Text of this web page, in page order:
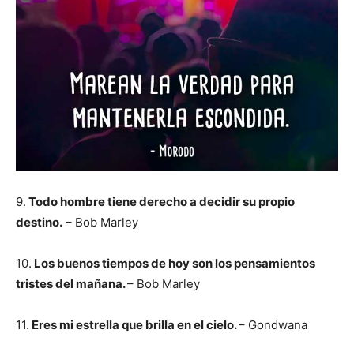
9. Todo hombre tiene derecho a decidir su propio
destino. – Bob Marley
10. Los buenos tiempos de hoy son los pensamientos
tristes del mañana.– Bob Marley
11. Eres mi estrella que brilla en el cielo.– Gondwana